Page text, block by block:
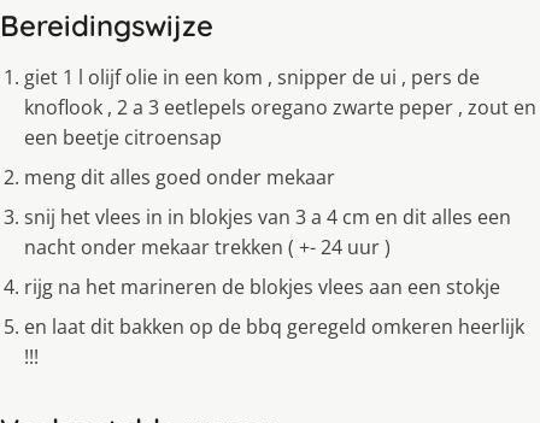
Bereidingswijze
giet 1 l olijf olie in een kom , snipper de ui , pers de
knoflook , 2 a 3 eetlepels oregano zwarte peper , zout en
een beetje citroensap
meng dit alles goed onder mekaar
snij het vlees in in blokjes van 3 a 4 cm en dit alles een
nacht onder mekaar trekken ( +- 24 uur )
rijg na het marineren de blokjes vlees aan een stokje
en laat dit bakken op de bbq geregeld omkeren heerlijk
!!!